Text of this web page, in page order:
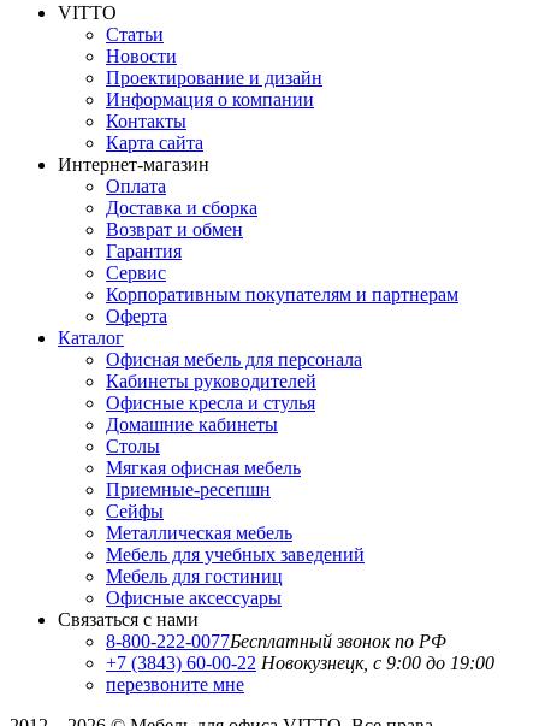
VITTO
Статьи
Новости
Проектирование и дизайн
Информация о компании
Контакты
Карта сайта
Интернет-магазин
Оплата
Доставка и сборка
Возврат и обмен
Гарантия
Сервис
Корпоративным покупателям и партнерам
Оферта
Каталог
Офисная мебель для персонала
Кабинеты руководителей
Офисные кресла и стулья
Домашние кабинеты
Столы
Мягкая офисная мебель
Приемные-ресепшн
Сейфы
Металлическая мебель
Мебель для учебных заведений
Мебель для гостиниц
Офисные аксессуары
Связаться с нами
8-800-222-0077Бесплатный звонок по РФ
+7 (3843) 60-00-22 Новокузнецк, с 9:00 до 19:00
перезвоните мне